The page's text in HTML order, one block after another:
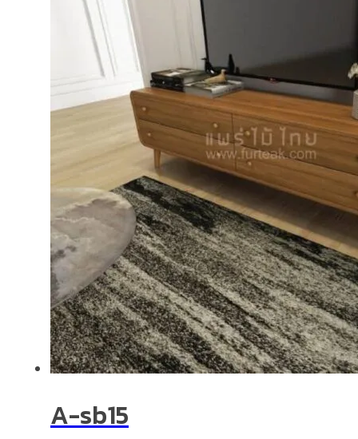
A-sb15